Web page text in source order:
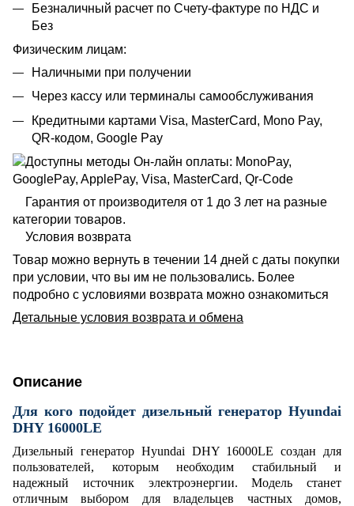
Безналичный расчет по Счету-фактуре по НДС и
Без
Физическим лицам:
Наличными при получении
Через кассу или терминалы самообслуживания
Кредитными картами Visa, MasterCard, Mono Pay,
QR-кодом, Google Pay
Гарантия от производителя от 1 до 3 лет на разные
категории товаров.
Условия возврата
Товар можно вернуть в течении 14 дней с даты покупки
при условии, что вы им не пользовались. Более
подробно с условиями возврата можно ознакомиться
Детальные условия возврата и обмена
Описание
Для кого подойдет дизельный генератор Hyundai
DHY 16000LE
Дизельный генератор Hyundai DHY 16000LE создан для
пользователей, которым необходим стабильный и
надежный источник электроэнергии. Модель станет
отличным выбором для владельцев частных домов,